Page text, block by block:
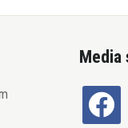
facebook